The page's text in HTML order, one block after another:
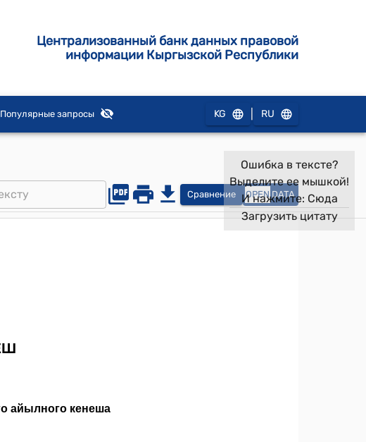
Централизованный банк данных правовой
информации Кыргызской Республики
Популярные запросы KG RU
Сравнение OPEN DATA
Ошибка в тексте?
Выделите ее мышкой!
И нажмите: Сюда
Загрузить цитату